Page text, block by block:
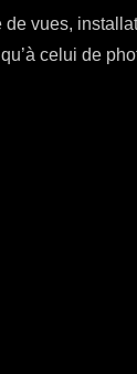
vues,
celui de